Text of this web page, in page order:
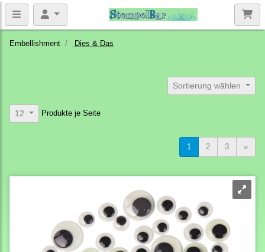
Embellishment Dies & Das
Sortierung wählen
12 Produkte je Seite
1 2 3 »